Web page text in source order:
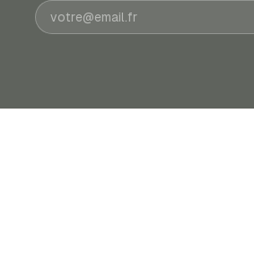
Adresse e-mail